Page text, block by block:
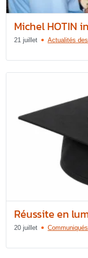
Michel HOTIN
21 juillet Actualités
Réussite en
20 juillet